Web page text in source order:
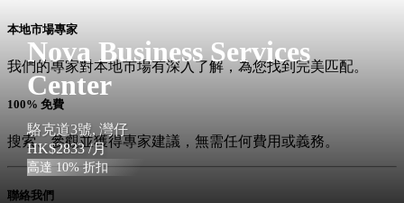
Nova Business Services
Center
駱克道3號, 灣仔
HK$2833 /月
高達 10% 折扣
本地市場專家
我們的專家對本地市場有深入了解，為您找到完美匹配。
100% 免費
搜索、參觀並獲得專家建議，無需任何費用或義務。
聯絡我們